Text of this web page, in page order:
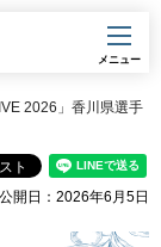
メニュー
2026」香川県選手
公開日：2026年6月5日